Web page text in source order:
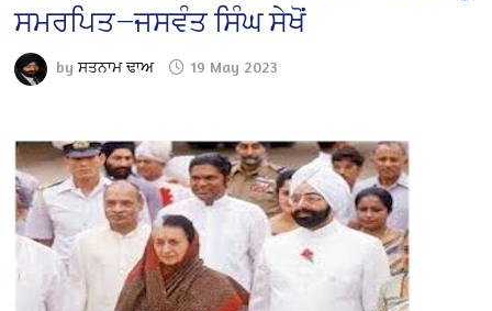
ਸਮਰਪਿਤ—ਜਸਵੰਤ ਸਿੰਘ ਸੇਖੋਂ
byਸਤਨਾਮ ਢਾਅ 19 May 2023